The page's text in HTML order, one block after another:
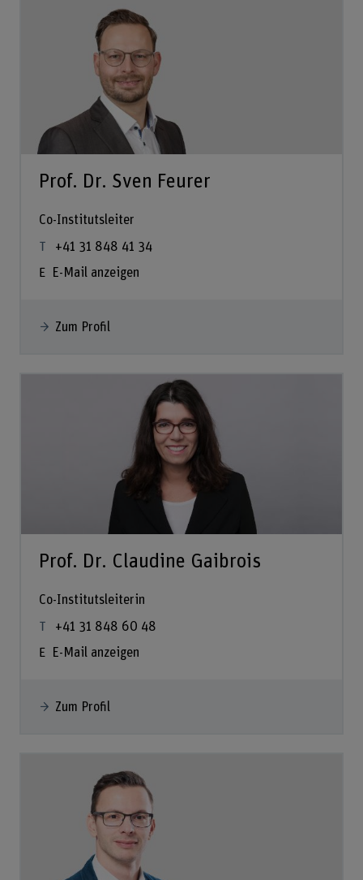
Prof. Dr. Sven Feurer
Co-Institutsleiter
+41 31 848 41 34
E-Mail anzeigen
Zum Profil
Prof. Dr. Claudine Gaibrois
Co-Institutsleiterin
+41 31 848 60 48
E-Mail anzeigen
Zum Profil